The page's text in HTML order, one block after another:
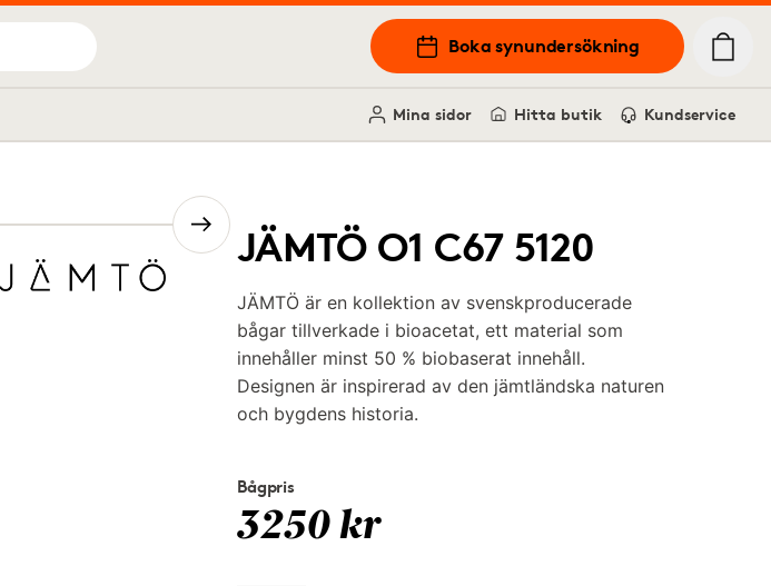
Boka synundersökning
Mina sidor Hitta butik Kundservice
JÄMTÖ O1 C67 5120
JÄMTÖ är en kollektion av svenskproducerade
bågar tillverkade i bioacetat, ett material som
innehåller minst 50 % biobaserat innehåll.
Designen är inspirerad av den jämtländska naturen
och bygdens historia.
Bågpris
3250 kr